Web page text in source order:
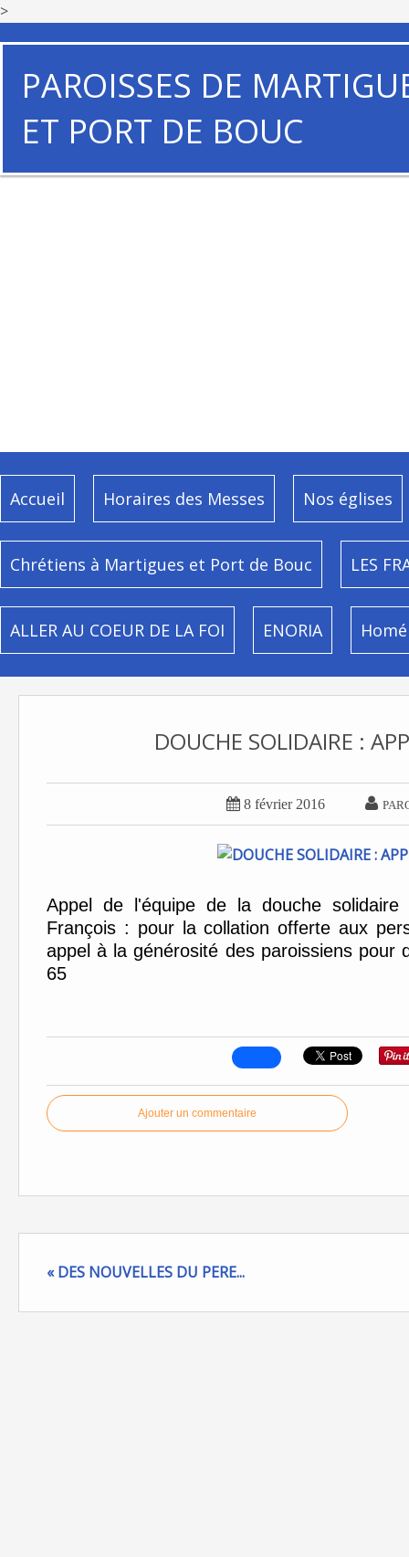
>
PAROISSES DE
ET PORT DE BOUC
Accueil Horaires des Messes Nos églises
Chrétiens à Martigues et Port de Bouc LES
ALLER AU COEUR DE LA FOI ENORIA
DOUCHE SOLIDAIRE :
 8 février 2016 
Appel de l'équipe de la douche
François : pour la collation offerte aux
appel à la générosité des paroissiens pour
65
Ajouter un commentaire
« DES NOUVELLES DU PERE...